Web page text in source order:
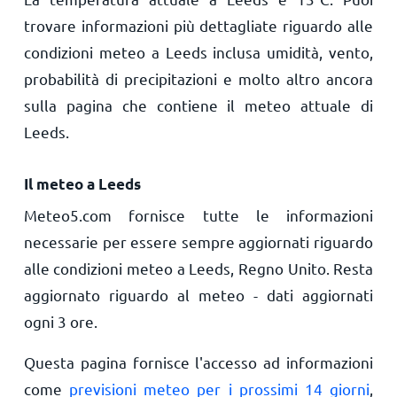
trovare informazioni più dettagliate riguardo alle
condizioni meteo a Leeds inclusa umidità, vento,
probabilità di precipitazioni e molto altro ancora
sulla pagina che contiene il meteo attuale di
Leeds.
Il meteo a Leeds
Meteo5.com fornisce tutte le informazioni
necessarie per essere sempre aggiornati riguardo
alle condizioni meteo a Leeds, Regno Unito. Resta
aggiornato riguardo al meteo - dati aggiornati
ogni 3 ore.
Questa pagina fornisce l'accesso ad informazioni
come previsioni meteo per i prossimi 14 giorni